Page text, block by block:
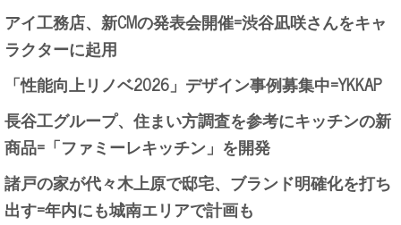
アイ工務店、新CMの発表会開催=渋谷凪咲さんをキャ
ラクターに起用
「性能向上リノベ2026」デザイン事例募集中=YKKAP
長谷工グループ、住まい方調査を参考にキッチンの新
商品=「ファミーレキッチン」を開発
諸戸の家が代々木上原で邸宅、ブランド明確化を打ち
出す=年内にも城南エリアで計画も